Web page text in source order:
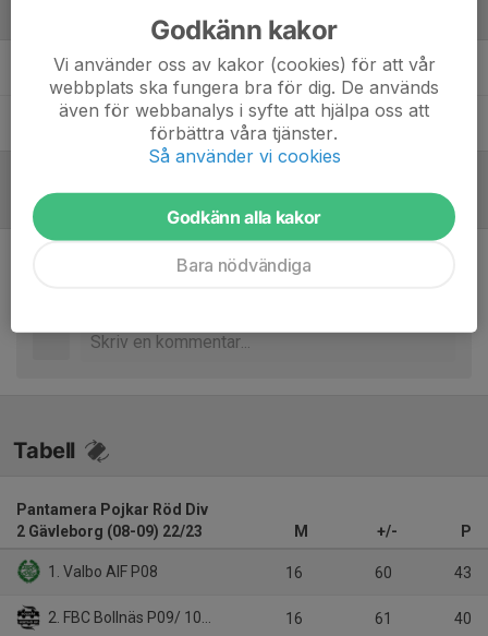
Fredrik SöderKontaktperson/Tränare
Mats BylundAssisterande tränare
Referat
Inget referat skrivet
Tabell
Pantamera Pojkar Röd Div
2 Gävleborg (08-09) 22/23
M +/- P
1. Valbo AIF P08 16 60 43
2. FBC Bollnäs P09/ 10/ IBK Njutånger 16 61 40
Godkänn kakor
Vi använder oss av kakor (cookies) för att vår
webbplats ska fungera bra för dig. De används
även för webbanalys i syfte att hjälpa oss att
förbättra våra tjänster.
Så använder vi cookies
Godkänn alla kakor
Bara nödvändiga